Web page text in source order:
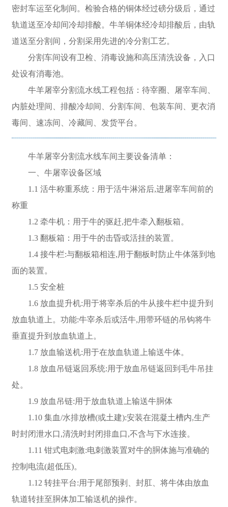
密封车运至化制间。检验合格的铜体经过磅分级后，通过
轨道送至冷却间冷却排酸。牛羊铜体经冷却排酸后，由轨
道送至分割间，分割采用先进的冷分割工艺。
分割车间设有卫检、消毒设施和高压清洗设备，入口
处设有消毒池。
牛羊屠宰分割流水线工程包括：待宰圈、屠宰车间、
内脏处理间、排酸冷却间、分割车间、包装车间、更衣消
毒间、速冻间、冷藏间、发货平台。
牛羊屠宰分割流水线车间主要设备清单：
一、牛屠宰设备区域
1.1 活牛称重系统：用于活牛淋浴后,进屠宰车间前的
称重
1.2 牵牛机：用于牛的驱赶,把牛牵入翻板箱。
1.3 翻板箱：用于牛的击昏或活挂的装置。
1.4 接牛栏:与翻板箱相连,用于翻板时防止牛体落到地
面的装置。
1.5 安全桩
1.6 放血提升机:用于将宰杀后的牛从接牛栏中提升到
放血轨道上。功能:牛宰杀后或活牛,用带环链的吊钩将牛
垂直提升到放血轨道上。
1.7 放血输送机:用于在放血轨道上输送牛体。
1.8 放血吊链返回系统:用于放血吊链返回到毛牛吊挂
处。
1.9 放血吊链:用于放血轨道上输送牛胴体
1.10 集血/水排放槽(或土建):安装在混凝土槽内,生产
时封闭泄水口,清洗时封闭排血口,不含与下水连接。
1.11 钳式电刺激:电刺激装置对牛的胴体施与准确的
控制电流(超低压)。
1.12 转挂平台:用于尾部预剥、封肛、将牛体由放血
轨道转挂至胴体加工输送机的操作。